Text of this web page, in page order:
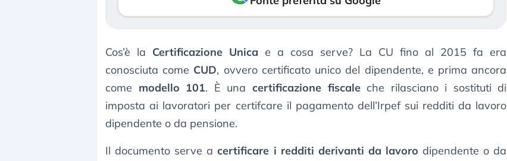
Cos’è la Certificazione Unica e a cosa serve? La CU fino al 2015 fa era
conosciuta come CUD, ovvero certificato unico del dipendente, e prima ancora
come modello 101. È una certificazione fiscaleche rilasciano i sostituti di
imposta ai lavoratori per certifcare il pagamento dell’Irpef sui redditi da lavoro
dipendente o da pensione.
Il documento serve acertificare i redditi derivanti da lavoro dipendente o da